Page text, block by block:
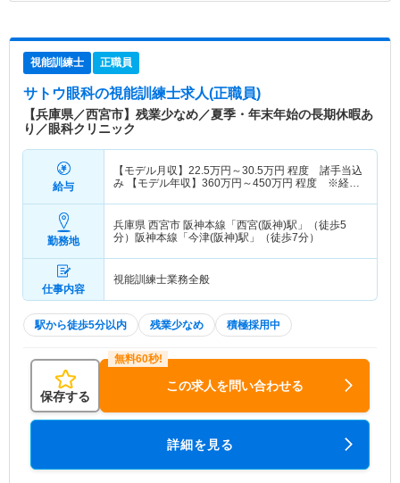
視能訓練士 正職員
サトウ眼科の視能訓練士求人(正職員)
【兵庫県／西宮市】残業少なめ／夏季・年末年始の長期休暇あ
り／眼科クリニック
給与
【モデル月収】 22.5万円～30.5万円 程度 諸手当込
み 【モデル年収】 360万円～450万円 程度 ※経験
勤務地
兵庫県 西宮市 阪神本線「西宮(阪神)駅」（徒歩5
分）阪神本線「今津(阪神)駅」（徒歩7分）
仕事内容
視能訓練士業務全般
駅から徒歩5分以内 残業少なめ 積極採用中
保存する
この求人を問い合わせる
詳細を見る